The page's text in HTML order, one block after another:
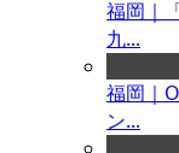
福岡｜
九...
福岡｜
ン...